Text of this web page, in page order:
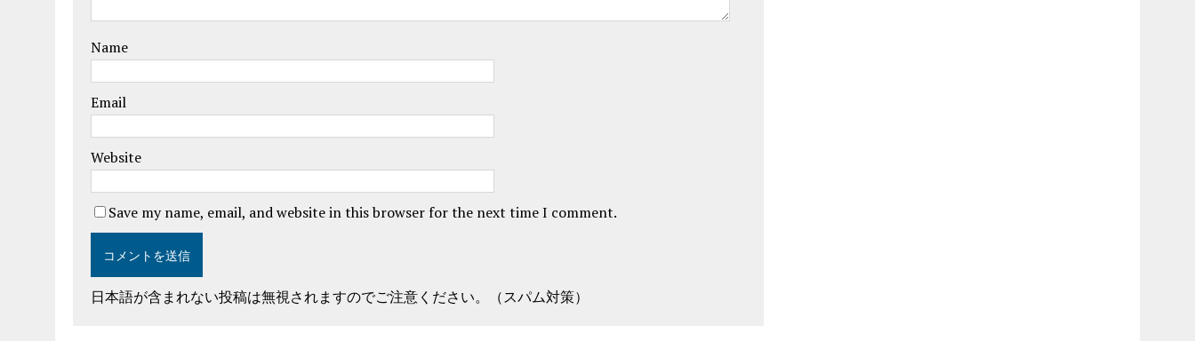
Name
Email
Website
Save my name, email, and website in this browser for the next time I comment.
日本語が含まれない投稿は無視されますのでご注意ください。（スパム対策）